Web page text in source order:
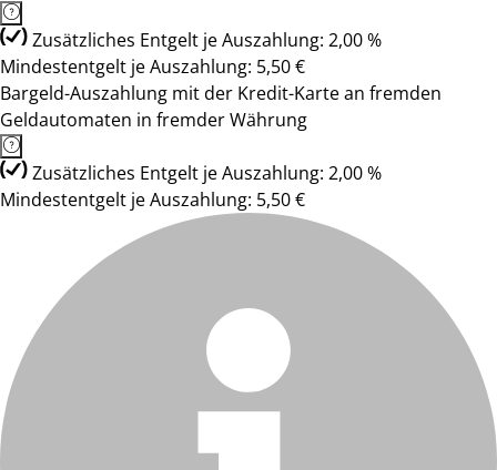
Zusätzliches Entgelt je Auszahlung: 2,00 %
Mindestentgelt je Auszahlung: 5,50 €
Bargeld-Auszahlung mit der Kredit-Karte an fremden
Geldautomaten in fremder Währung
Zusätzliches Entgelt je Auszahlung: 2,00 %
Mindestentgelt je Auszahlung: 5,50 €